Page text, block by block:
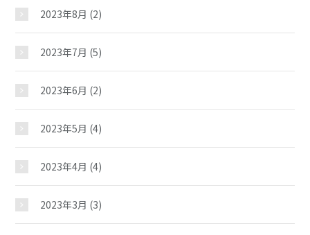
夢ステーション
2023年8月 (2)
2023年7月 (5)
2023年6月 (2)
2023年5月 (4)
2023年4月 (4)
2023年3月 (3)